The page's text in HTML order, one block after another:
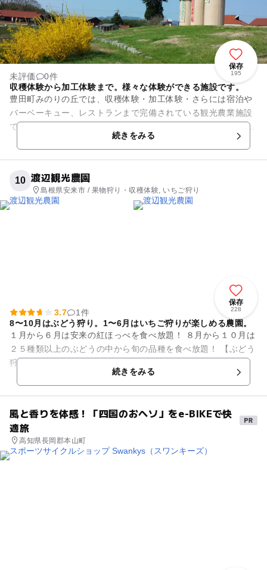
保存
195
未評価
0件
収穫体験から加工体験まで。様々な体験ができる施設です。
豊田町みのりの丘では、収穫体験・加工体験・さらには宿泊や
バーベーキュー、レストランまで完備されている観光農業施設
です。 収穫体験では、稲刈りや芋ほりをはじめ、野菜の収穫や
続きをみる
10 渡辺観光農園
島根県安来市 / 果物狩り・収穫体験, いちご狩り
保存
228
3.7
1件
8〜10月はぶどう狩り。1〜6月はいちご狩りが楽しめる農園。
１月から６月は安来の紅ほっぺを食べ放題！ ８月から１０月は
２５種類以上のぶどうの中から旬の品種を食べ放題！ 【ぶどう
狩り情報】 例年：8月上旬～10月下旬 【いちご狩り情報】 ...
続きをみる
風と香りを体感！「四国のおヘソ」をe-BIKEで快
適旅
高知県長岡郡本山町